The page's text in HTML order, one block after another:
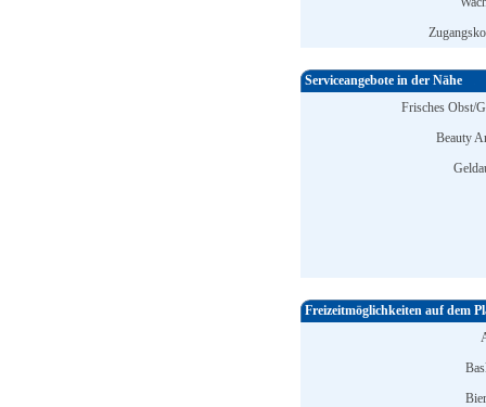
Serviceangebote in der Nähe
Frisches Obst/
Beauty
Freizeitmöglichkeiten auf dem